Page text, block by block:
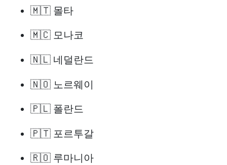
🇲🇹 몰타
🇲🇨 모나코
🇳🇱 네덜란드
🇳🇴 노르웨이
🇵🇱 폴란드
🇵🇹 포르투갈
🇷🇴 루마니아